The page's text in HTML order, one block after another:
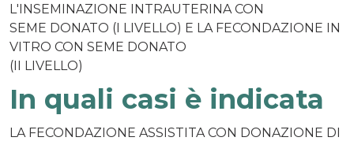
L'INSEMINAZIONE INTRAUTERINA CON
SEME DONATO (I LIVELLO) E LA FECONDAZIONE IN
VITRO CON SEME DONATO
(II LIVELLO)
In quali casi è indicata
LA FECONDAZIONE ASSISTITA CON DONAZIONE DI